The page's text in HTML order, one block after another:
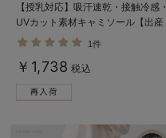
【授乳対応】吸汗速乾・接触冷感・
UVカット素材キャミソール【出産
後も長く使える】
1件
￥1,738 税込